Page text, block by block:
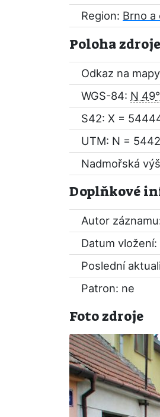
Region: Brno a
Poloha zdroje
Odkaz na
WGS-84: N
S42: X =
UTM: N =
Nadmořská
Doplňkové
Autor
Datum vložení:
Poslední
Patron: ne
Foto zdroje